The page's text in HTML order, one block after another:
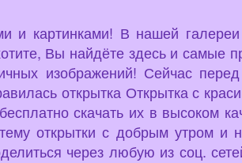
и картинками! В нашей
Вы найдёте здесь и самые
изображений! Сейчас
открытка Открытка с
скачать их в высоком
открытки с добрым утром и
через любую из соц.